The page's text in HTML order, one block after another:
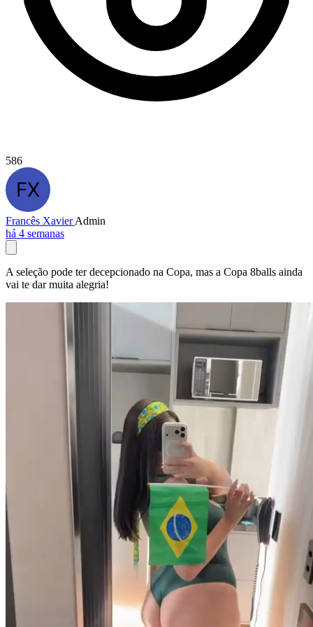
586
Francês XavierAdmin
há 4 semanas
A seleção pode ter decepcionado na Copa, mas a Copa 8balls ainda
vai te dar muita alegria!